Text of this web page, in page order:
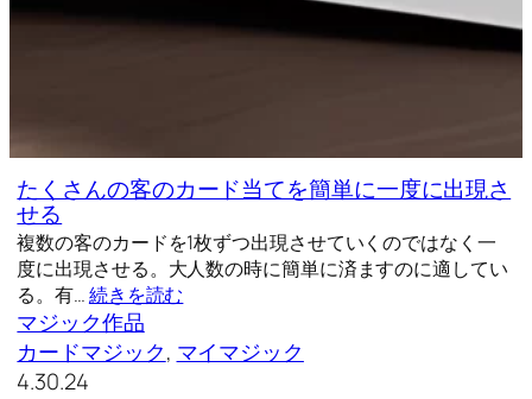
たくさんの客のカード当てを簡単に一度に出現さ
せる
複数の客のカードを1枚ずつ出現させていくのではなく一
度に出現させる。大人数の時に簡単に済ますのに適してい
る。有…続きを読む
マジック作品
カードマジック, マイマジック
4.30.24